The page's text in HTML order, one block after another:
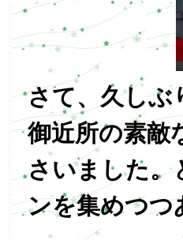
さて、久しぶ
御近所の素敵
さいました。
ンを集めつつ